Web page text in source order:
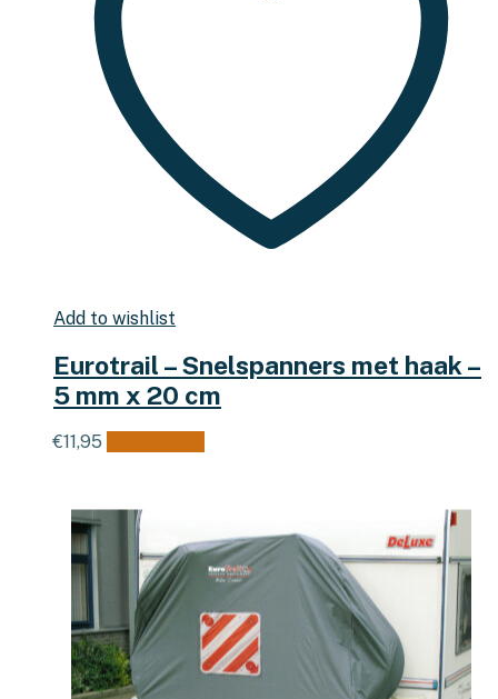
Add to wishlist
Eurotrail – Snelspanners met haak –
5 mm x 20 cm
€11,95